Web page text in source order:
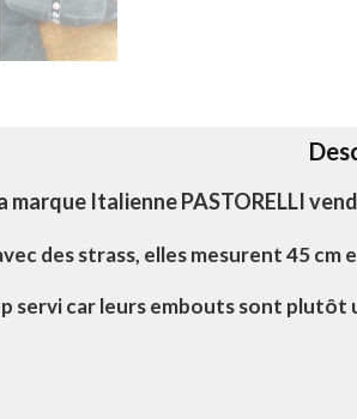
Italienne PASTORELLI
des strass, elles mesurent 45
servi car leurs embouts sont plutôt